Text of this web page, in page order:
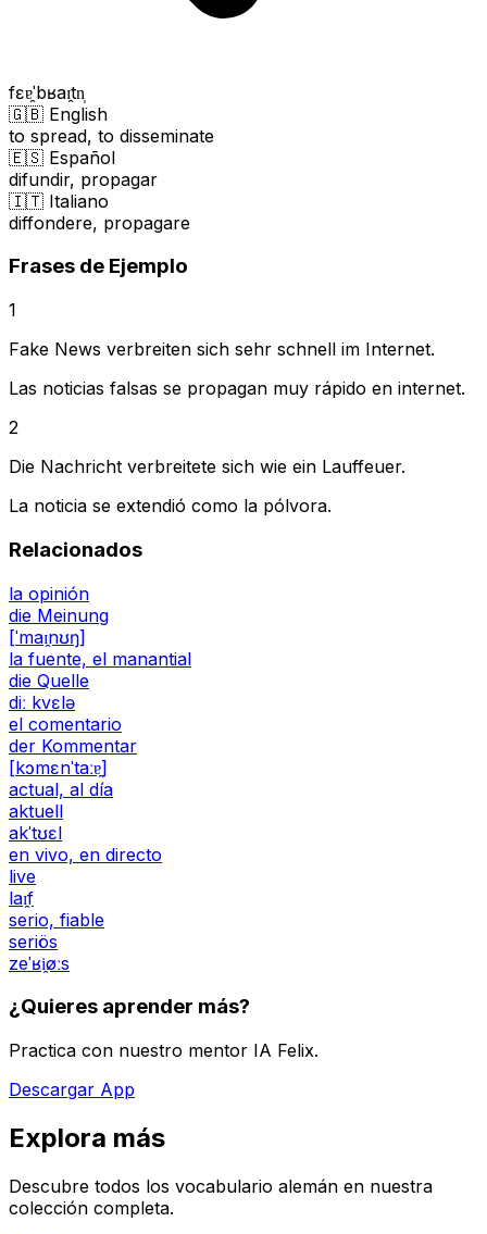
fɛɐ̯ˈbʁaɪ̯tn̩
🇬🇧 English
to spread, to disseminate
🇪🇸 Español
difundir, propagar
🇮🇹 Italiano
diffondere, propagare
Frases de Ejemplo
1
Fake News verbreiten sich sehr schnell im Internet.
Las noticias falsas se propagan muy rápido en internet.
2
Die Nachricht verbreitete sich wie ein Lauffeuer.
La noticia se extendió como la pólvora.
Relacionados
la opinión
die Meinung
[ˈmaɪ̯nʊŋ]
la fuente, el manantial
die Quelle
diː kvɛlə
el comentario
der Kommentar
[kɔmɛnˈtaːɐ̯]
actual, al día
aktuell
akˈtʊɛl
en vivo, en directo
live
laɪ̯f
serio, fiable
seriös
zeˈʁi̯øːs
¿Quieres aprender más?
Practica con nuestro mentor IA Felix.
Descargar App
Explora más
Descubre todos los vocabulario alemán en nuestra
colección completa.